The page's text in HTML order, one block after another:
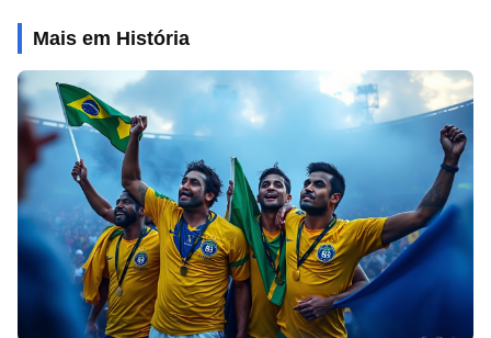
Mais em História